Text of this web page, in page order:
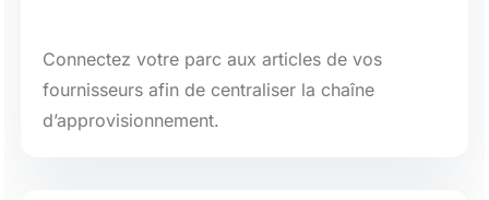
Connectez votre parc aux articles de vos
fournisseurs afin de centraliser la chaîne
d’approvisionnement.